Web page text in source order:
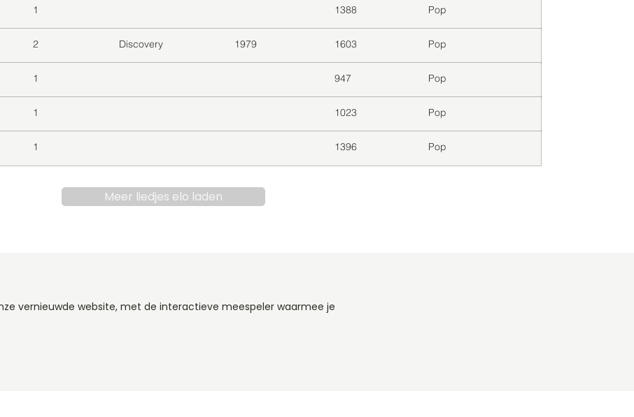
1 1388 Pop
2 Discovery 1979 1603 Pop
1 947 Pop
1 1023 Pop
1 1396 Pop
Meer liedjes elo laden
vernieuwde website, met de interactieve meespeler waarmee je